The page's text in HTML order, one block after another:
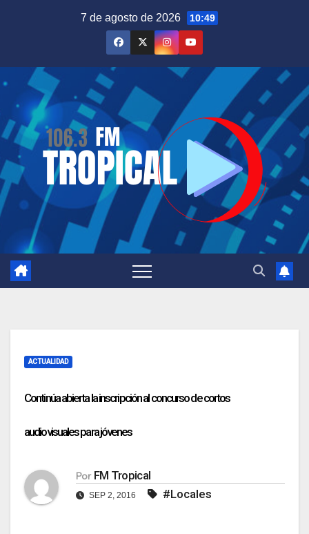
7 de agosto de 2026 10:49
ACTUALIDAD
Continúa abierta la inscripción al concurso de cortos
audiovisuales para jóvenes
Por FM Tropical
SEP 2, 2016 #Locales